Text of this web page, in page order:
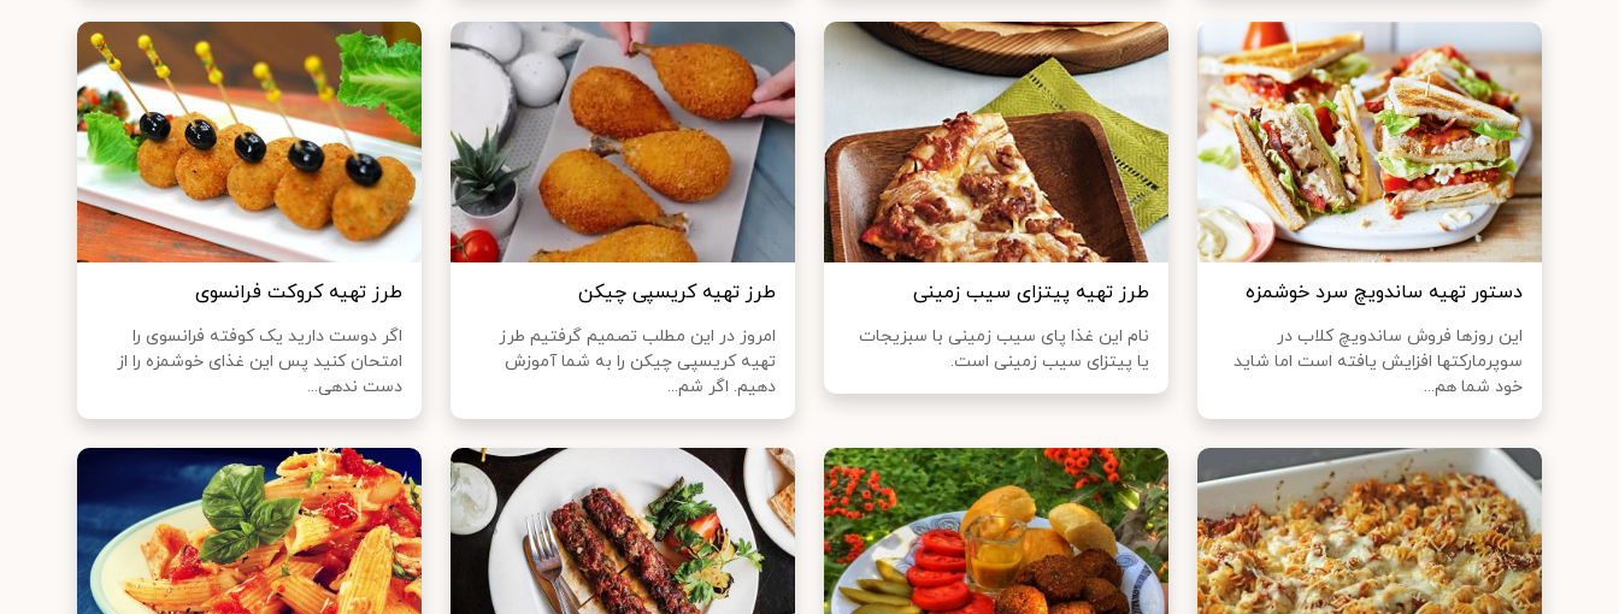
دستور تهیه ساندویچ سرد خوشمزه
این روزها فروش ساندویچ کلاب در
سوپرمارکتها افزایش یافته است اما شاید
خود شما هم...
طرز تهيه پیتزای سیب زمینی
نام این غذا پای سیب زمینی با سبزیجات
یا پیتزای سیب زمینی است.
طرز تهیه کریسپی چیکن
امروز در این مطلب تصمیم گرفتیم طرز
تهیه کریسپی چیکن را به شما آموزش
دهیم. اگر شم...
طرز تهیه كروكت فرانسوى
اگر دوست دارید یک کوفته فرانسوی را
امتحان کنید پس این غذای خوشمزه را از
دست ندهی...